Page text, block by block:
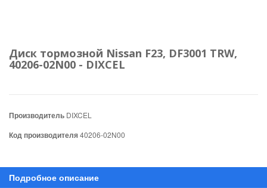
Диск тормозной Nissan F23, DF3001 TRW,
40206-02N00 - DIXCEL
Производитель DIXCEL
Код производителя40206-02N00